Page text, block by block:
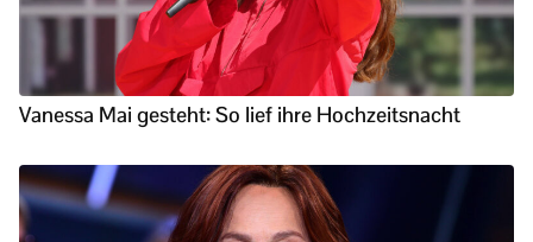
Vanessa Mai gesteht: So lief ihre Hochzeitsnacht